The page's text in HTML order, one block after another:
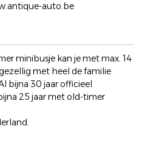
auto.be
minibusje kan je met max. 14
met heel de familie
bijna 30 jaar officieel
25 jaar met old-timer